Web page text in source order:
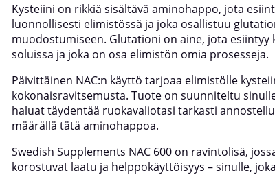
Kysteiini on rikkiä sisältävä aminohappo, jota
luonnollisesti elimistössä ja joka osallistuu
muodostumiseen. Glutationi on aine, jota esiintyy
soluissa ja joka on osa elimistön omia prosesseja.
Päivittäinen NAC:n käyttö tarjoaa elimistölle
kokonaisravitsemusta. Tuote on suunniteltu
haluat täydentää ruokavaliotasi tarkasti
määrällä tätä aminohappoa.
Swedish Supplements NAC 600 on ravintolisä,
korostuvat laatu ja helppokäyttöisyys – sinulle,